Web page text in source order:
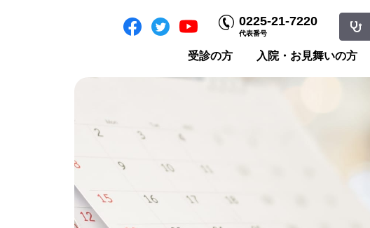
0225-21-7220
代表番号
受診の方 入院・お見舞いの方